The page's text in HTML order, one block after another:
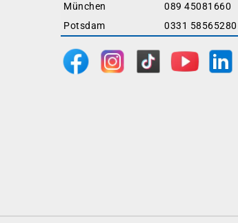
München
089 45081660
Potsdam
0331 58565280